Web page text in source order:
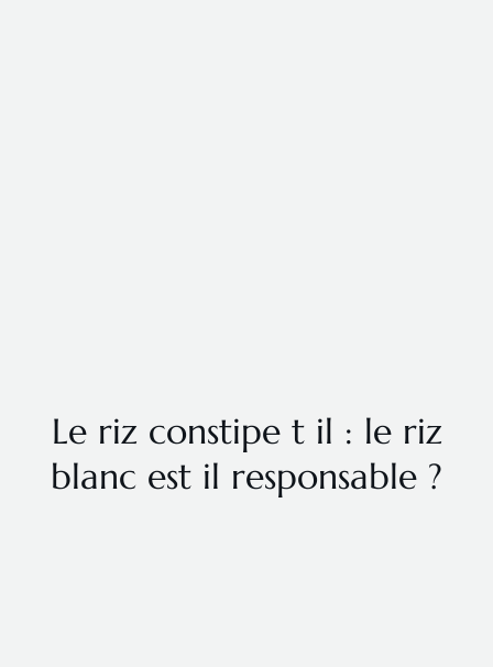
Le riz constipe t il : le riz
blanc est il responsable ?